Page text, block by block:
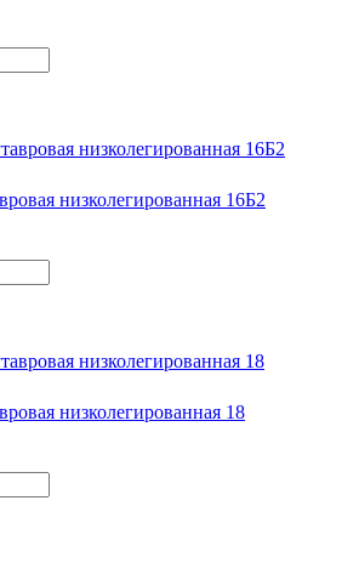
низколегированная 16Б2
низколегированная 18